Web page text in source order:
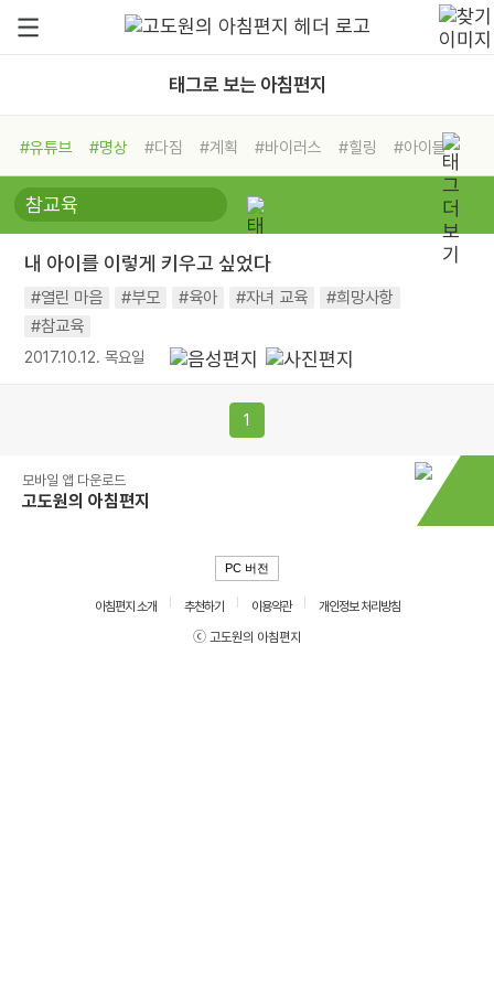
태그로 보는 아침편지
#유튜브 #명상 #다짐 #계획 #바이러스 #힐링
#아이들
#비전캠프
#독서캠프 #삶
#희망
#나눔 #친구 #링컨학교
#독서
#건강 #면역력
내 아이를 이렇게 키우고 싶었다
#열린 마음 #부모 #육아 #자녀 교육
#희망사항
#참교육
2017.10.12. 목요일
1
모바일 앱 다운로드
고도원의 아침편지
PC 버전
아침편지 소개 추천하기 이용약관
개인정보 처리방침
ⓒ 고도원의 아침편지